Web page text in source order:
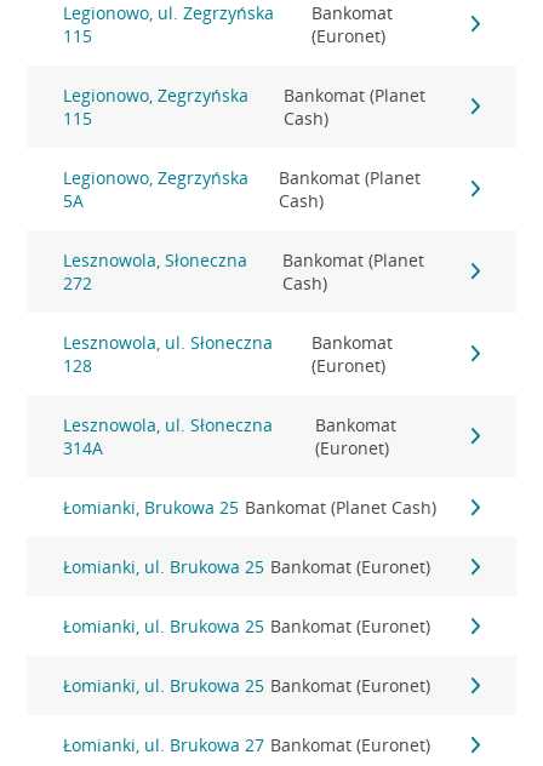
Legionowo, ul. Zegrzyńska
115
Bankomat
(Euronet)
Legionowo, Zegrzyńska
115
Bankomat (Planet
Cash)
Legionowo, Zegrzyńska
5A
Bankomat (Planet
Cash)
Lesznowola, Słoneczna
272
Bankomat (Planet
Cash)
Lesznowola, ul. Słoneczna
128
Bankomat
(Euronet)
Lesznowola, ul. Słoneczna
314A
Bankomat
(Euronet)
Łomianki, Brukowa 25 Bankomat (Planet Cash)
Łomianki, ul. Brukowa 25 Bankomat (Euronet)
Łomianki, ul. Brukowa 25 Bankomat (Euronet)
Łomianki, ul. Brukowa 25 Bankomat (Euronet)
Łomianki, ul. Brukowa 27 Bankomat (Euronet)